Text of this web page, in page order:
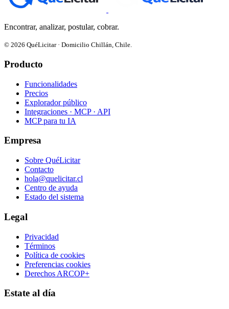
Encontrar, analizar, postular, cobrar.
© 2026 QuéLicitar · Domicilio Chillán, Chile.
Producto
Funcionalidades
Precios
Explorador público
Integraciones · MCP · API
MCP para tu IA
Empresa
Sobre QuéLicitar
Contacto
hola@quelicitar.cl
Centro de ayuda
Estado del sistema
Legal
Privacidad
Términos
Política de cookies
Preferencias cookies
Derechos ARCOP+
Estate al día